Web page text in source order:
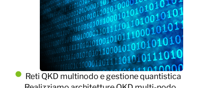
Reti QKD multinodo e gestione quantistica